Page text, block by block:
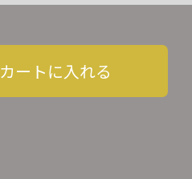
カートに入れる